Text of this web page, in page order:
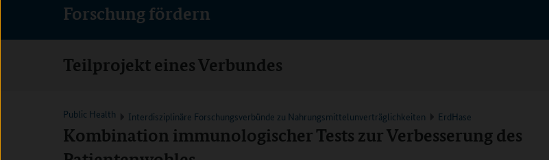
Forschung fördern
Teilprojekt eines Verbundes
Public Health Interdisziplinäre Forschungsverbünde zu Nahrungsmittelunverträglichkeiten ErdHase
Kombination immunologischer Tests zur Verbesserung des